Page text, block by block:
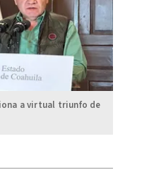
a virtual triunfo de